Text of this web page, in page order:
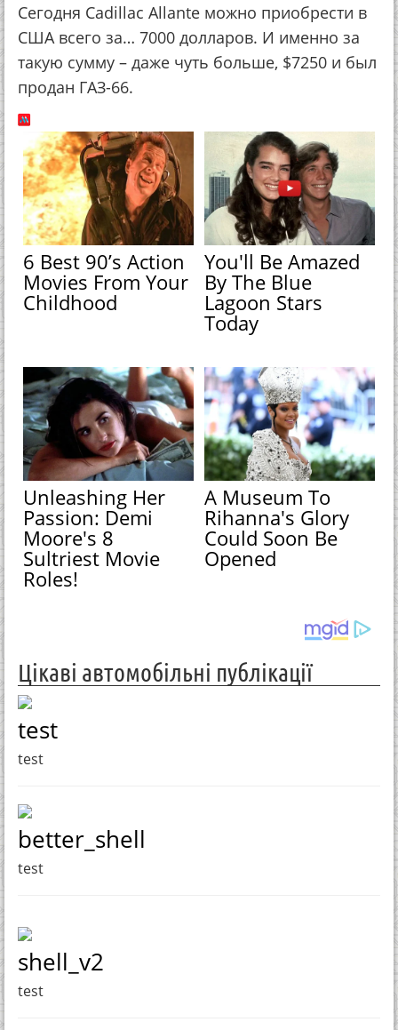
Сегодня Cadillac Allante можно приобрести в
США всего за… 7000 долларов. И именно за
такую сумму – даже чуть больше, $7250 и был
продан ГАЗ-66.
6 Best 90’s Action
Movies From Your
Childhood
You'll Be Amazed
By The Blue
Lagoon Stars
Today
Unleashing Her
Passion: Demi
Moore's 8
Sultriest Movie
Roles!
A Museum To
Rihanna's Glory
Could Soon Be
Opened
Цікаві автомобільні публікації
test
test
better_shell
test
shell_v2
test